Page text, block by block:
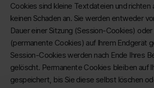
Cookies sind kleine Textdateien und richten
keinen Schaden an. Sie werden entweder
Dauer einer Sitzung (Session-Cookies)
(permanente Cookies) auf Ihrem Endgerät
Session-Cookies werden nach Ende Ihres
gelöscht. Permanente Cookies bleiben auf
gespeichert, bis Sie diese selbst löschen